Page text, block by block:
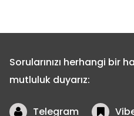
Sorularınızı herhangi bir
mutluluk duyarız:
Telegram